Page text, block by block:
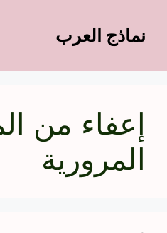
المحتوىنماذج العرب
إعفاء من
المرورية